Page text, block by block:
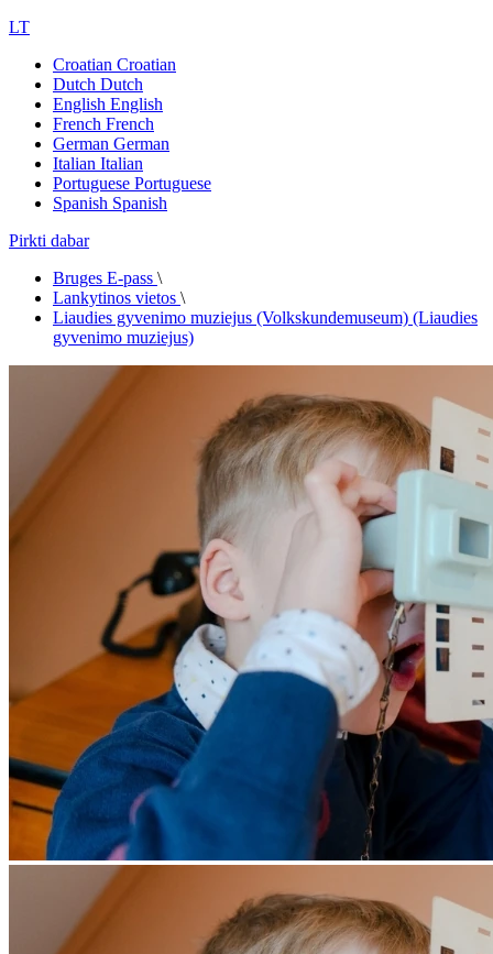
LT
Croatian Croatian
Dutch Dutch
English English
French French
German German
Italian Italian
Portuguese Portuguese
Spanish Spanish
Pirkti dabar
Bruges E-pass \
Lankytinos vietos \
Liaudies gyvenimo muziejus (Volkskundemuseum) (Liaudies
gyvenimo muziejus)